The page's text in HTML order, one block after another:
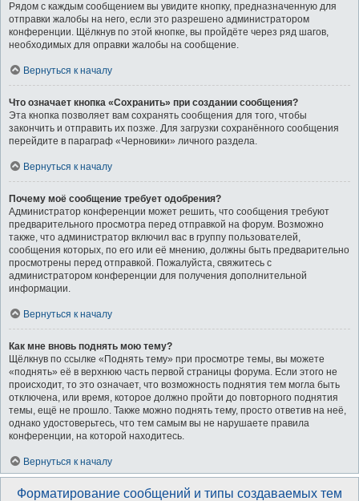
Рядом с каждым сообщением вы увидите кнопку, предназначенную для
отправки жалобы на него, если это разрешено администратором
конференции. Щёлкнув по этой кнопке, вы пройдёте через ряд шагов,
необходимых для оправки жалобы на сообщение.
Вернуться к началу
Что означает кнопка «Сохранить» при создании сообщения?
Эта кнопка позволяет вам сохранять сообщения для того, чтобы
закончить и отправить их позже. Для загрузки сохранённого сообщения
перейдите в параграф «Черновики» личного раздела.
Вернуться к началу
Почему моё сообщение требует одобрения?
Администратор конференции может решить, что сообщения требуют
предварительного просмотра перед отправкой на форум. Возможно
также, что администратор включил вас в группу пользователей,
сообщения которых, по его или её мнению, должны быть предварительно
просмотрены перед отправкой. Пожалуйста, свяжитесь с
администратором конференции для получения дополнительной
информации.
Вернуться к началу
Как мне вновь поднять мою тему?
Щёлкнув по ссылке «Поднять тему» при просмотре темы, вы можете
«поднять» её в верхнюю часть первой страницы форума. Если этого не
происходит, то это означает, что возможность поднятия тем могла быть
отключена, или время, которое должно пройти до повторного поднятия
темы, ещё не прошло. Также можно поднять тему, просто ответив на неё,
однако удостоверьтесь, что тем самым вы не нарушаете правила
конференции, на которой находитесь.
Вернуться к началу
Форматирование сообщений и типы создаваемых тем